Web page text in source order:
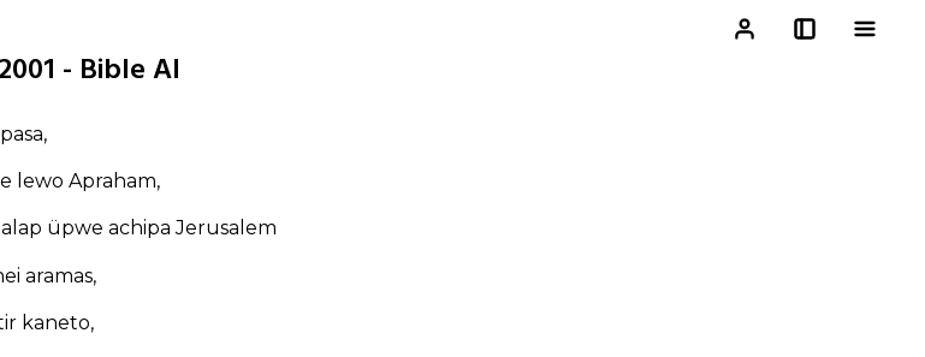
- Bible AI
lewo Apraham,
üpwe achipa Jerusalem
aramas,
kaneto,